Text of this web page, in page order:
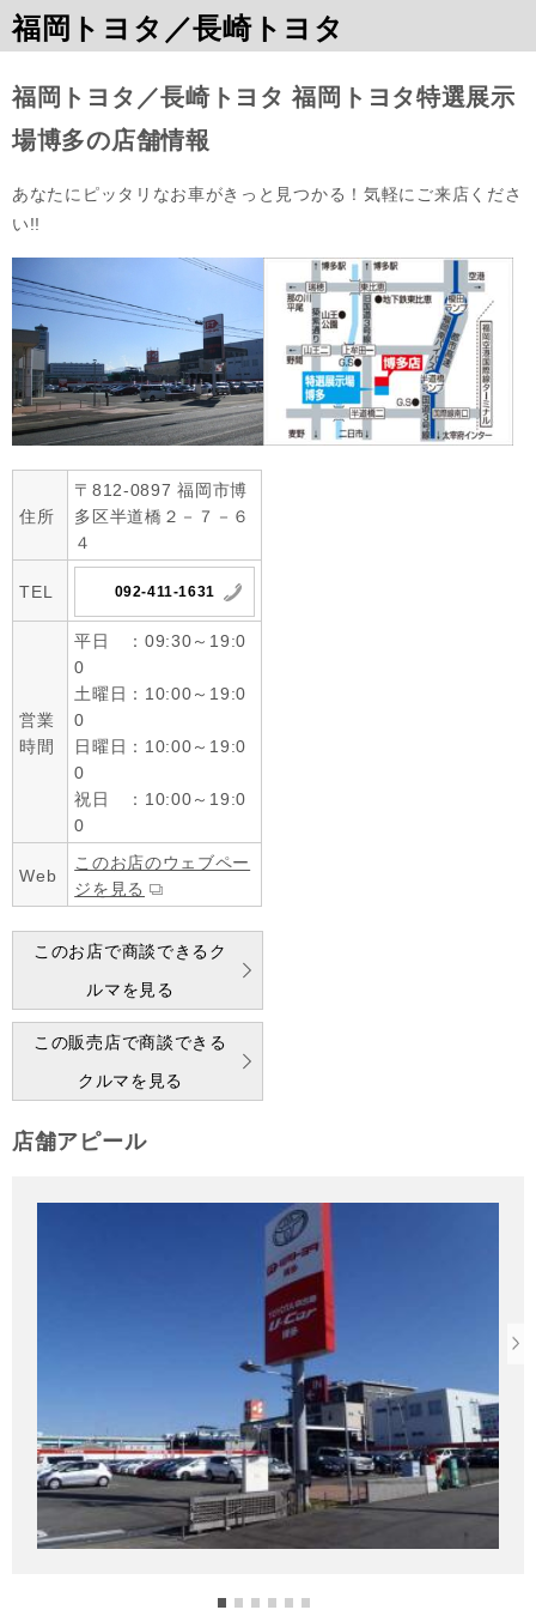
福岡トヨタ／長崎トヨタ
福岡トヨタ／長崎トヨタ 福岡トヨタ特選展示
場博多の店舗情報
あなたにピッタリなお車がきっと見つかる！気軽にご来店くださ
い!!
住所
〒812-0897 福岡市博
多区半道橋２－７－６
４
TEL 092-411-1631
営業
時間
平日 ：09:30～19:0
0
土曜日：10:00～19:0
0
日曜日：10:00～19:0
0
祝日 ：10:00～19:0
0
Web
このお店のウェブペー
ジを見る
このお店で商談できるク
ルマを見る
この販売店で商談できる
クルマを見る
店舗アピール